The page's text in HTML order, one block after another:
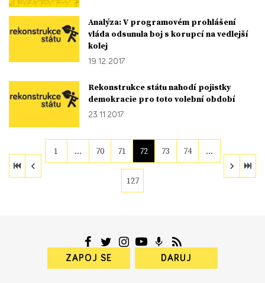
Analýza: V programovém prohlášení
vláda odsunula boj s korupcí na vedlejší
kolej
19. 12. 2017
Rekonstrukce státu nahodí pojistky
demokracie pro toto volební období
23. 11. 2017
1 … 70 71 72 73 74 …
127
ZAPOJ SE DARUJ